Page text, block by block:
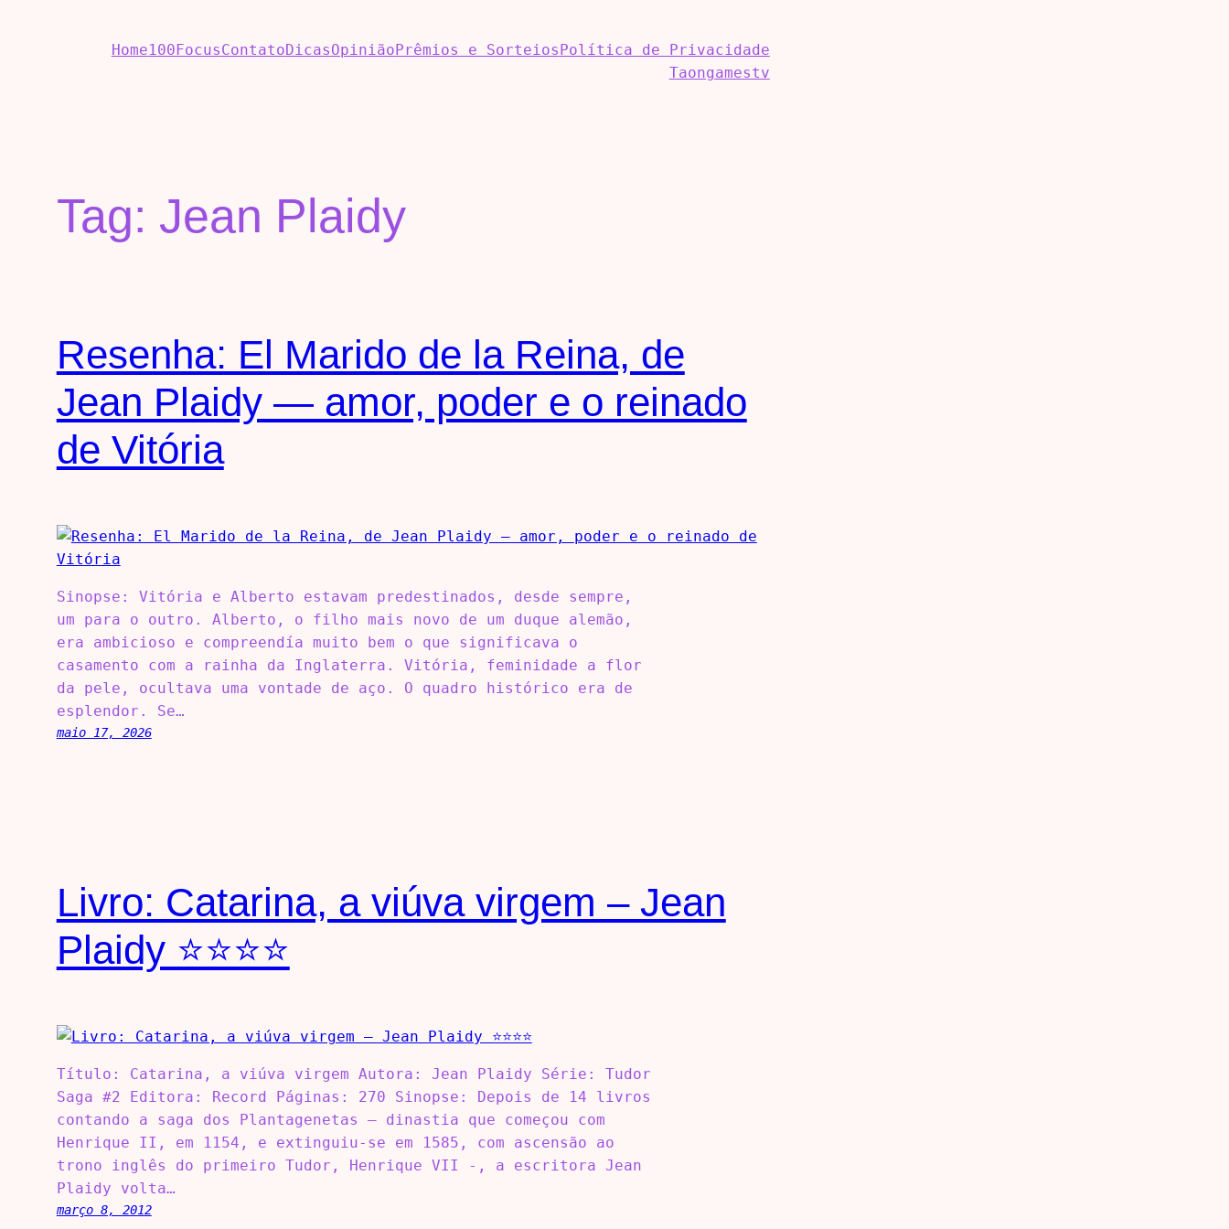
Home100FocusContatoDicasOpinião Prêmios e Sorteios Política de Privacidade
Taongamestv
Tag: Jean Plaidy
Resenha: El Marido de la Reina, de
Jean Plaidy — amor, poder e o reinado
de Vitória
Sinopse: Vitória e Alberto estavam predestinados, desde sempre,
um para o outro. Alberto, o filho mais novo de um duque alemão,
era ambicioso e compreendía muito bem o que significava o
casamento com a rainha da Inglaterra. Vitória, feminidade a flor
da pele, ocultava uma vontade de aço. O quadro histórico era de
esplendor. Se…
maio 17, 2026
Livro: Catarina, a viúva virgem – Jean
Plaidy ⭐⭐⭐⭐
Título: Catarina, a viúva virgem Autora: Jean Plaidy Série: Tudor
Saga #2 Editora: Record Páginas: 270 Sinopse: Depois de 14 livros
contando a saga dos Plantagenetas – dinastia que começou com
Henrique II, em 1154, e extinguiu-se em 1585, com ascensão ao
trono inglês do primeiro Tudor, Henrique VII -, a escritora Jean
Plaidy volta…
março 8, 2012